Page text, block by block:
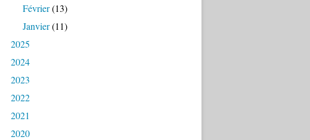
Février(13)
Janvier(11)
2025
2024
2023
2022
2021
2020